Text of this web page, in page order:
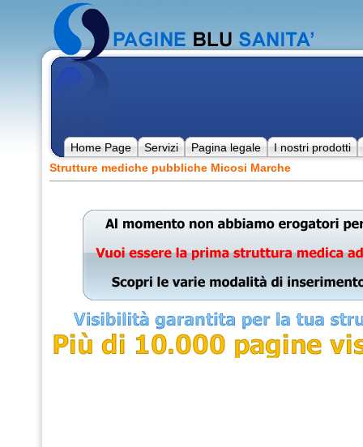
Home Page Servizi Pagina legale
I nostri prodotti
Strutture mediche pubbliche Micosi Marche